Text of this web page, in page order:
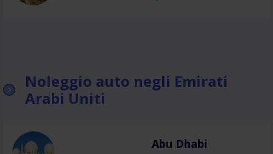
Noleggio auto negli Emirati
Arabi Uniti
Abu Dhabi